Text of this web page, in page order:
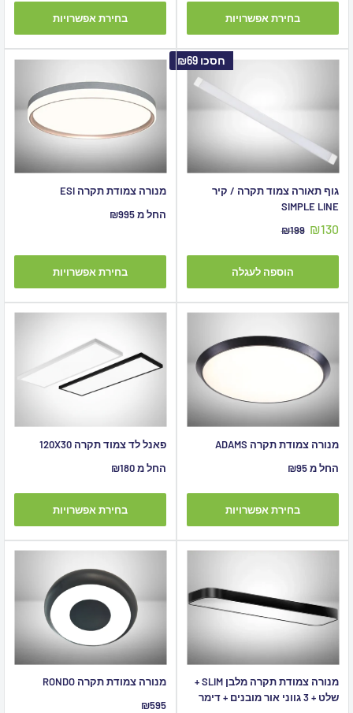
בחירת אפשרויות בחירת אפשרויות
חסכו ₪69
גוף תאורה צמוד תקרה / קיר
SIMPLE LINE
מחיר
₪130 מחיר
₪199
הוספה לעגלה
מנורה צמודת תקרה ESI
מחיר
החל מ ₪995
בחירת אפשרויות
מנורה צמודת תקרה ADAMS
מחיר
החל מ ₪95
בחירת אפשרויות
פאנל לד צמוד תקרה 120X30
מחיר
החל מ ₪180
בחירת אפשרויות
מנורה צמודת תקרה מלבן SLIM +
שלט + 3 גווני אור מובנים + דימר
מנורה צמודת תקרה RONDO
מחיר
₪595